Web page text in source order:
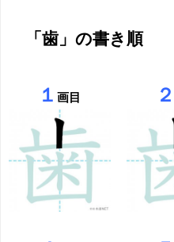
「歯」の書き順
１画目 ２